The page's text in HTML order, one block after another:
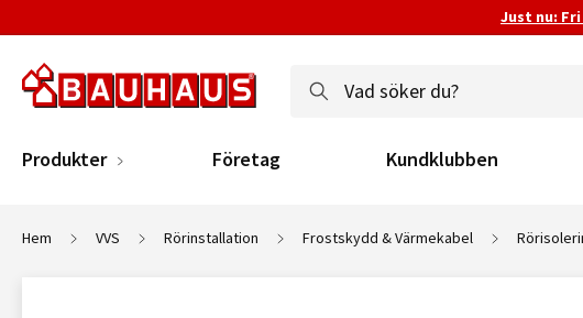
Just nu:
Produkter Företag Kundklubben
Hem VVS Rörinstallation Frostskydd & Värmekabel